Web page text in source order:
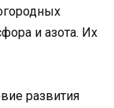
и азота. Их
развития